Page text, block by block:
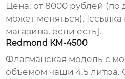
Цена: от 8000 рублей (по
может меняться). [ссылка
магазина, если есть].
Redmond KM-4500
Флагманская модель с
объемом чаши 4.5 литра.